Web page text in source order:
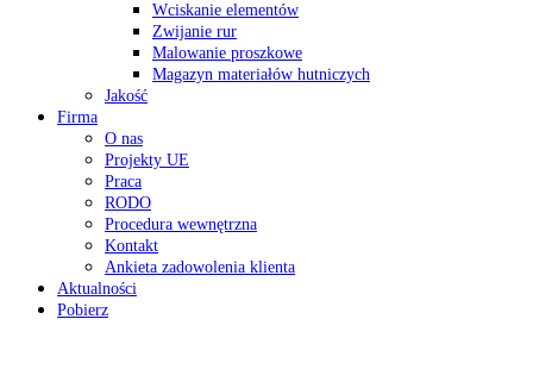
Wciskanie elementów
Zwijanie rur
Malowanie proszkowe
Magazyn materiałów hutniczych
Jakość
Firma
O nas
Projekty UE
Praca
RODO
Procedura wewnętrzna
Kontakt
Ankieta zadowolenia klienta
Aktualności
Pobierz